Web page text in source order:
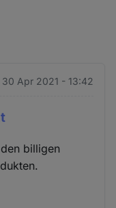
30 Apr 2021 - 13:42
billigen